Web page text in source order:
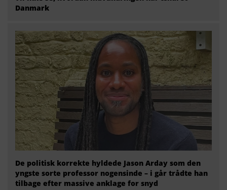
Danmark
De politisk korrekte hyldede Jason Arday som den
yngste sorte professor nogensinde – i går trådte han
tilbage efter massive anklage for snyd